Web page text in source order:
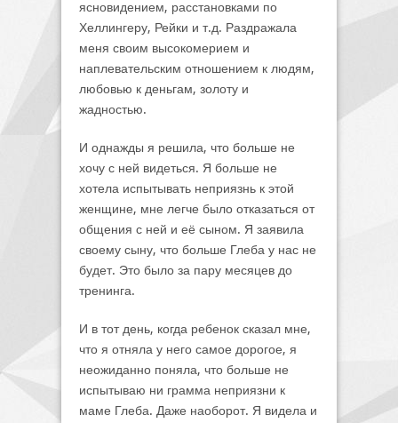
ясновидением, расстановками по
Хеллингеру, Рейки и т.д. Раздражала
меня своим высокомерием и
наплевательским отношением к людям,
любовью к деньгам, золоту и
жадностью.
И однажды я решила, что больше не
хочу с ней видеться. Я больше не
хотела испытывать неприязнь к этой
женщине, мне легче было отказаться от
общения с ней и её сыном. Я заявила
своему сыну, что больше Глеба у нас не
будет. Это было за пару месяцев до
тренинга.
И в тот день, когда ребенок сказал мне,
что я отняла у него самое дорогое, я
неожиданно поняла, что больше не
испытываю ни грамма неприязни к
маме Глеба. Даже наоборот. Я видела и